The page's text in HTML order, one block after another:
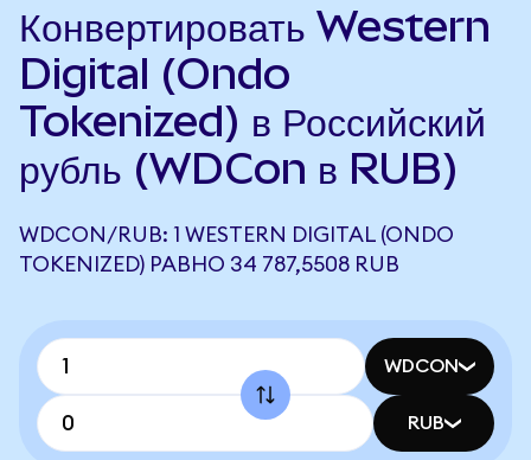
Конвертировать Western
Digital (Ondo
Tokenized) в Российский
рубль (WDCon в RUB)
WDCON/RUB: 1 WESTERN DIGITAL (ONDO
TOKENIZED) РАВНО 34 787,5508 RUB
WDCON
RUB